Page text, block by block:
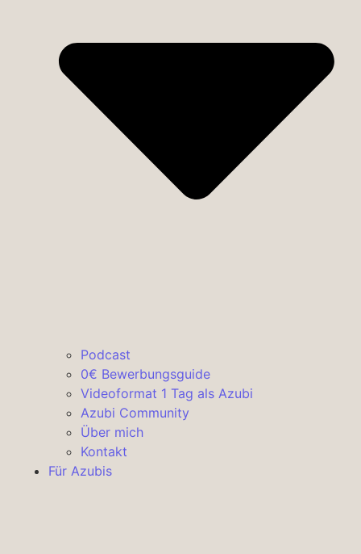
Podcast
0€ Bewerbungsguide
Videoformat 1 Tag als Azubi
Azubi Community
Über mich
Kontakt
Für Azubis